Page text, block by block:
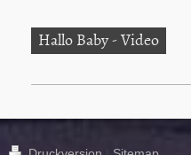
Hallo Baby - Video